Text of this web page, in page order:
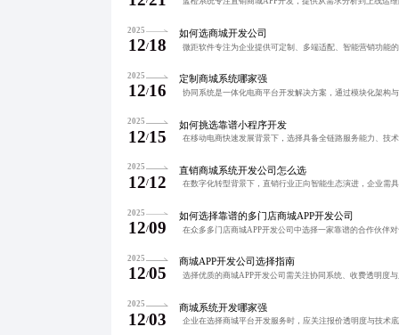
2025
12/18
如何选商城开发公司
2025
12/16
定制商城系统哪家强
2025
12/15
如何挑选靠谱小程序开发
2025
12/12
直销商城系统开发公司怎么选
2025
12/09
如何选择靠谱的多门店商城APP开发公司
2025
12/05
商城APP开发公司选择指南
2025
12/03
商城系统开发哪家强